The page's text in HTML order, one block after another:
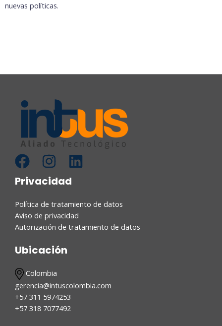
nuevas políticas.
Privacidad
Política de tratamiento de datos
Aviso de privacidad
Autorización de tratamiento de datos
Ubicación
Colombia
gerencia@intuscolombia.com
+57 311 5974253
+57 318 7077492